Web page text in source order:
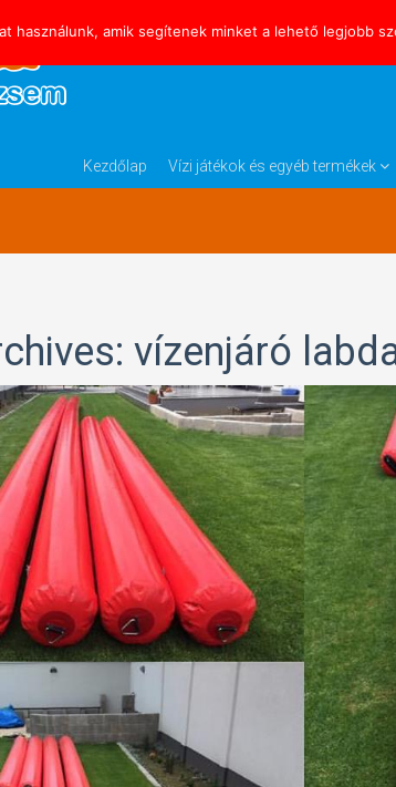
Kezdőlap Vízi játékok és egyéb termékek
vízenjáró
használunk, amik segítenek minket a lehető legjobb